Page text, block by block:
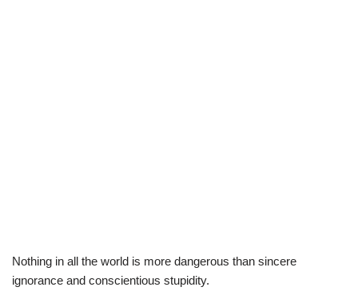
Nothing in all the world is more dangerous than sincere
ignorance and conscientious stupidity.